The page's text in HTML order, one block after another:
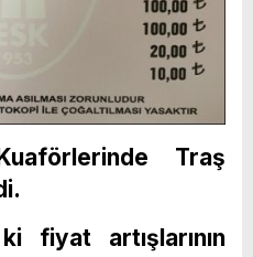
Traş
fiyat artışlarının